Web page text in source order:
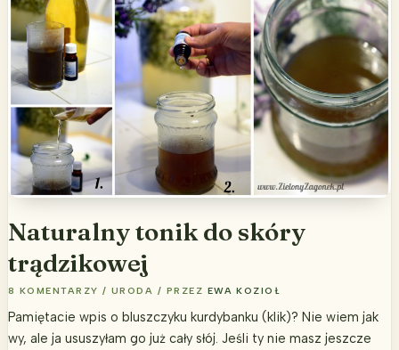
Naturalny tonik do skóry
trądzikowej
8 KOMENTARZY / URODA / PRZEZ EWA KOZIOŁ
Pamiętacie wpis o bluszczyku kurdybanku (klik)? Nie wiem jak
wy, ale ja ususzyłam go już cały słój. Jeśli ty nie masz jeszcze